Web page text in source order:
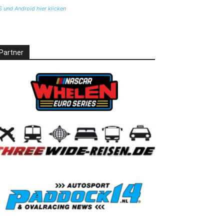
und Android hier klicken